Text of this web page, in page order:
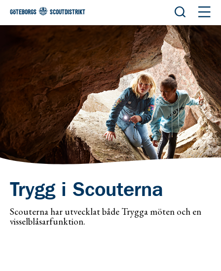
GÖTEBORGS SCOUTDISTRIKT Öppna
Trygg i Scouterna
Scouterna har utvecklat både Trygga möten och en
visselblåsarfunktion.